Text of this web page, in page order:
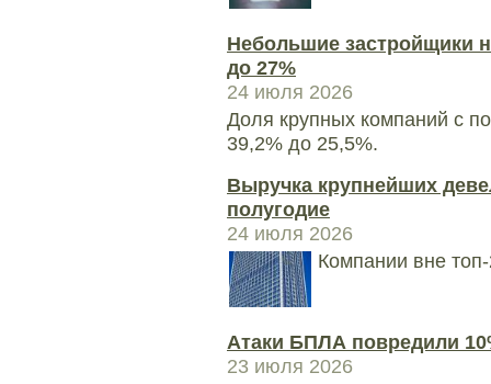
Небольшие застройщики
до 27%
24 июля 2026
Доля крупных компаний с
39,2% до 25,5%.
Выручка крупнейших
полугодие
24 июля 2026
Компании вне
Атаки БПЛА повредили
23 июля 2026